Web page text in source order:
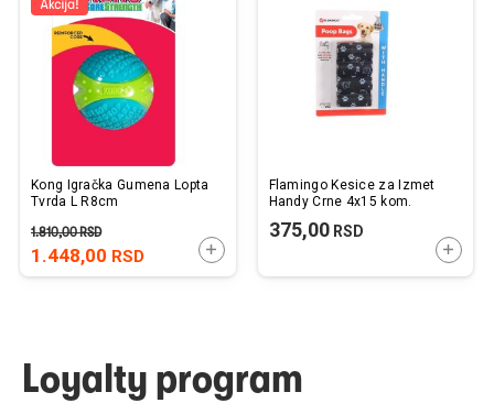
Kong Igračka Gumena Lopta
Tvrda L R8cm
1.448,00 RSD
1.810,00RSD
DODAJTE U KORPU
Flamingo Kesice za Izmet
Handy Crne 4x15 kom.
375,00RSD
Loyalty program